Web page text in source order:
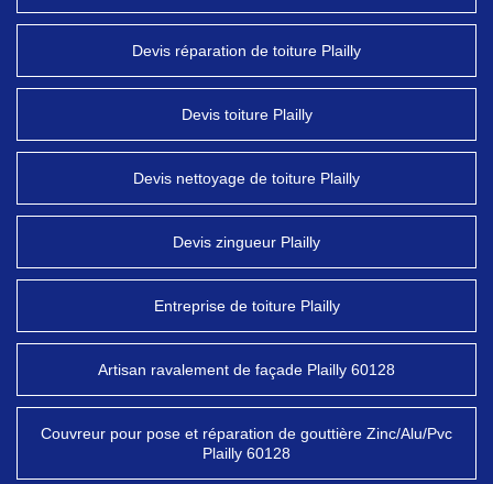
Devis réparation de toiture Plailly
Devis toiture Plailly
Devis nettoyage de toiture Plailly
Devis zingueur Plailly
Entreprise de toiture Plailly
Artisan ravalement de façade Plailly 60128
Couvreur pour pose et réparation de gouttière Zinc/Alu/Pvc
Plailly 60128